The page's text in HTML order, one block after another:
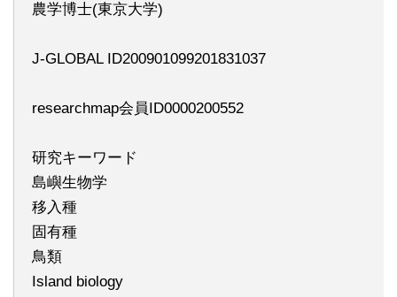
農学博士(東京大学)
J-GLOBAL ID200901099201831037
researchmap会員ID0000200552
研究キーワード
島嶼生物学
移入種
固有種
鳥類
Island biology